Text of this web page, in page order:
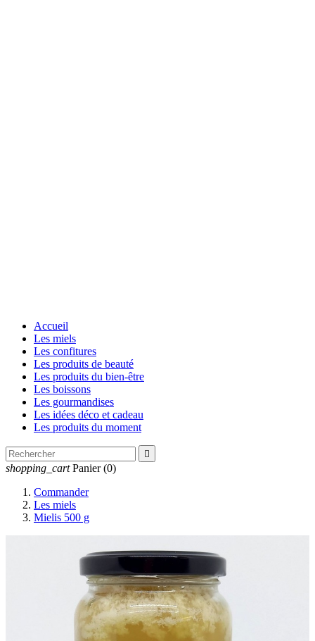
Accueil
Les miels
Les confitures
Les produits de beauté
Les produits du bien-être
Les boissons
Les gourmandises
Les idées déco et cadeau
Les produits du moment

shopping_cart Panier (0)
Commander
Les miels
Mielis 500 g